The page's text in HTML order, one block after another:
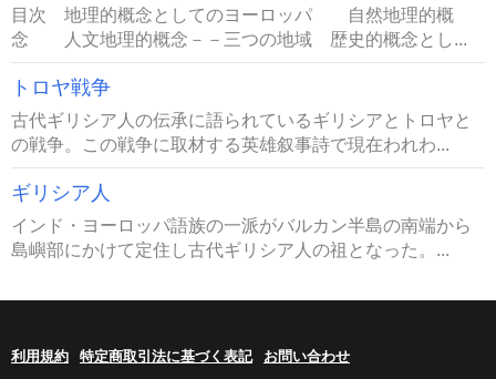
目次 地理的概念としてのヨーロッパ 自然地理的概
念 人文地理的概念－－三つの地域 歴史的概念とし...
トロヤ戦争
古代ギリシア人の伝承に語られているギリシアとトロヤと
の戦争。この戦争に取材する英雄叙事詩で現在われわ...
ギリシア人
インド・ヨーロッパ語族の一派がバルカン半島の南端から
島嶼部にかけて定住し古代ギリシア人の祖となった。...
利用規約 特定商取引法に基づく表記 お問い合わせ